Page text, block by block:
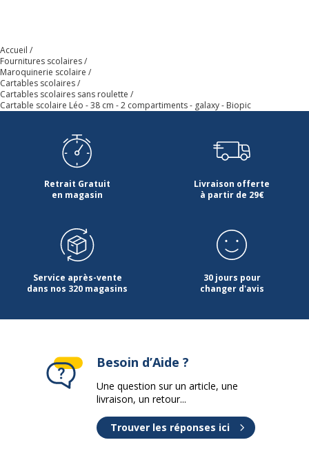
Accueil
Fournitures scolaires
Maroquinerie scolaire
Cartables scolaires
Cartables scolaires sans roulette
Cartable scolaire Léo - 38 cm - 2 compartiments - galaxy - Biopic
Retrait Gratuit
en magasin
Livraison offerte
à partir de 29€
Service après-vente
dans nos 320 magasins
30 jours pour
changer d'avis
Besoin d’Aide ?
Une question sur un article, une
livraison, un retour...
Trouver les réponses ici